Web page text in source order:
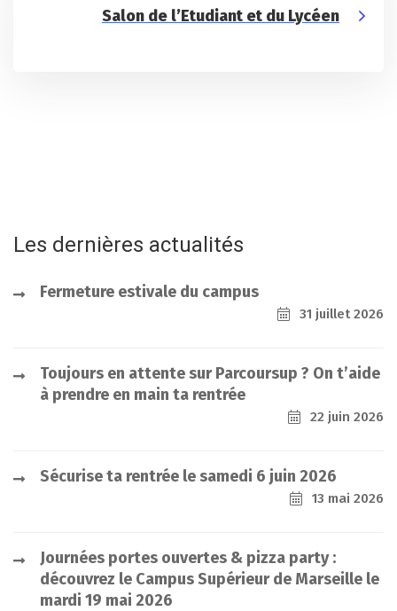
Salon de l’Etudiant et du Lycéen
Les dernières actualités
Fermeture estivale du campus
31 juillet 2026
Toujours en attente sur Parcoursup ? On t’aide
à prendre en main ta rentrée
22 juin 2026
Sécurise ta rentrée le samedi 6 juin 2026
13 mai 2026
Journées portes ouvertes & pizza party :
découvrez le Campus Supérieur de Marseille le
mardi 19 mai 2026